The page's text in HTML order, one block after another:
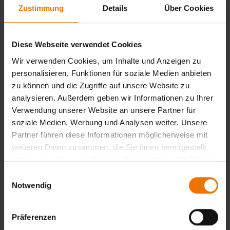
Zustimmung Details Über Cookies
Diese Webseite verwendet Cookies
Wir verwenden Cookies, um Inhalte und Anzeigen zu
personalisieren, Funktionen für soziale Medien anbieten
zu können und die Zugriffe auf unsere Website zu
analysieren. Außerdem geben wir Informationen zu Ihrer
Verwendung unserer Website an unsere Partner für
soziale Medien, Werbung und Analysen weiter. Unsere
Partner führen diese Informationen möglicherweise mit
weiteren Daten zusammen, die Sie ihnen bereitgestellt
haben oder die sie im Rahmen Ihrer Nutzung der Dienste
Notwendig
Präferenzen
Für die Zulassung zu einer Qualifizierungsprüfung ist der
Die Zertifizierung nach der erfolgreichen
Qualifizierungsprüfung erfordert den Nachweis des
Sehvermögens und eine industrielle Erfahrung mit dem
Prüfverfahren.
Sie können diese Erfahrung innerhalb von fünf Jahren
nach Ihrer Prüfung sammeln für den Fall, dass Sie diese
noch nicht vorliegt. Bitte bestätigen Sie Ihre industrielle
Erfahrung auf dem Zertifizierungsantrag über Ihren
Arbeitgeber.
gerne unsere Schulungen in Ihrem Unternehmen an. Bei
einer solchen Inhouse-Schulungen können wir gezielt auf